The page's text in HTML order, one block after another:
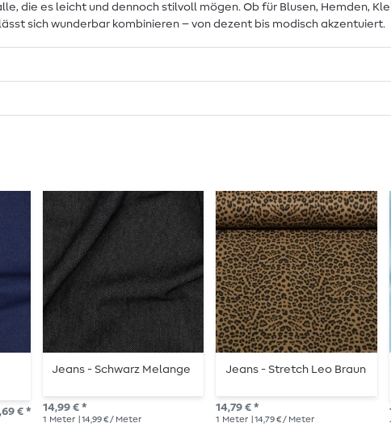
die es leicht und dennoch stilvoll mögen. Ob für Blusen, Hemden,
sich wunderbar kombinieren – von dezent bis modisch akzentuiert.
€ *
Jeans - Schwarz Melange
14,99 € *
1 Meter | 14,99 € / Meter
Jeans - Stretch Leo Braun
14,79 € *
1 Meter | 14,79 € / Meter